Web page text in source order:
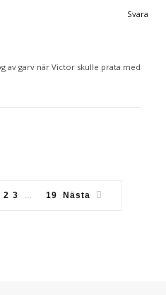
Svara
av garv när Victor skulle prata med
2 3 … 19 Nästa